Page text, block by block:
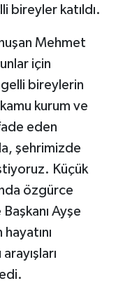
bireyler katıldı.
Mehmet
için
bireylerin
kurum ve
eden
şehrimizde
Küçük
özgürce
Ayşe